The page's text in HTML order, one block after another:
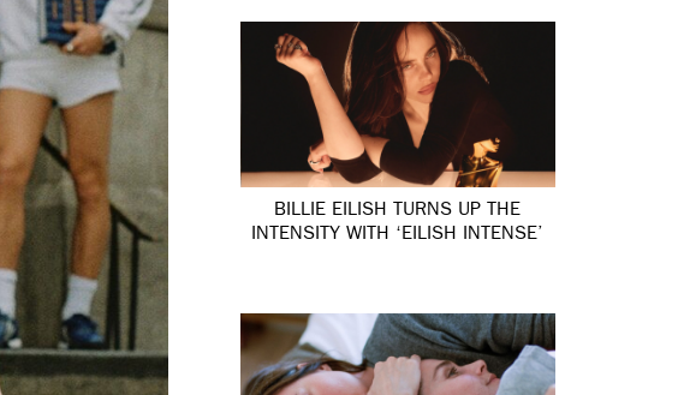
BILLIE EILISH TURNS UP THE
INTENSITY WITH ‘EILISH INTENSE’